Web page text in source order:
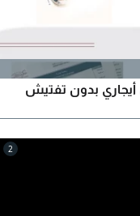
أيجاري بدون تفتيش
2